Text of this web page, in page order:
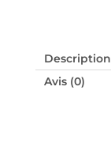
Description
Avis (0)